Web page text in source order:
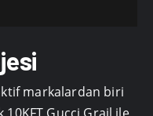
markalardan biri